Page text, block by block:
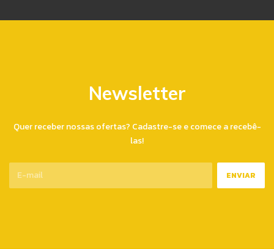
Newsletter
Quer receber nossas ofertas? Cadastre-se e comece a recebê-
las!